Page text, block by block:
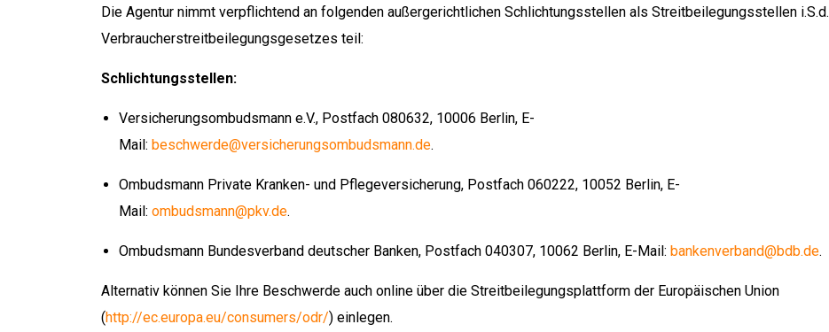
Die Agentur nimmt verpflichtend an folgenden außergerichtlichen Schlichtungsstellen als Streitbeilegungsstellen i.S.d.
Verbraucherstreitbeilegungsgesetzes teil:
Schlichtungsstellen:
Versicherungsombudsmann e.V., Postfach 080632, 10006 Berlin, E-
Mail: beschwerde@versicherungsombudsmann.de.
Ombudsmann Private Kranken- und Pflegeversicherung, Postfach 060222, 10052 Berlin, E-
Mail: ombudsmann@pkv.de.
Ombudsmann Bundesverband deutscher Banken, Postfach 040307, 10062 Berlin, E-Mail: bankenverband@bdb.de.
Alternativ können Sie Ihre Beschwerde auch online über die Streitbeilegungsplattform der Europäischen Union
(http://ec.europa.eu/consumers/odr/) einlegen.